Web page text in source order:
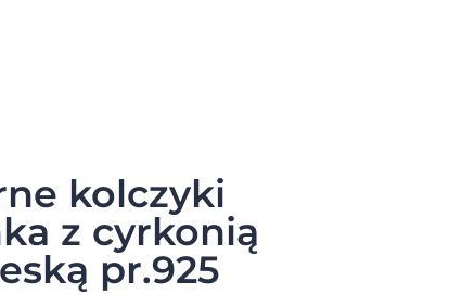
kolczyki
z cyrkonią
pr.925